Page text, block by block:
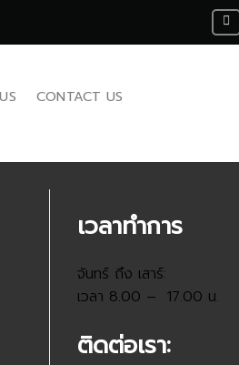
CONTACT US
เวลาทำการ
จันทร์ ถึง เสาร์:
เวลา 8.00 – 17.00 น.
ติดต่อเรา: